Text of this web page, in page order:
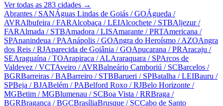
Ver todas as 283 cidades →
Abrantes / SANÁguas Lindas de Goiás / GOÁgueda /
AVRAlbufeira / FARAlcobaça / LEIAlcochete / STBAljezur/
FARAlmada / STBAmadora / LISAmarante / PRTAmericana /
SPAnanindeua / PAAnápolis / GOAngra do Heroísmo / AZOAngra
dos Reis / RJAparecida de Goiânia / GOApucarana / PRAracaju /
SEAraguaína / TOArapiraca / ALAraraquara / SPArcos de
Valdevez / VCTAveiro / AVRBalneário Camboriú / SCBarcelos /
BGRBarreiras / BABarreiro / STBBarueri / SPBatalha / LEIBauru /
SPBeja / BJABelém / PABelford Roxo / RJBelo Horizonte /
MGBetim / MGBlumenau / SCBoa Vista / RRBraga /
BGRBragança / BGCBrasíliaBrusque / SCCabo de Santo